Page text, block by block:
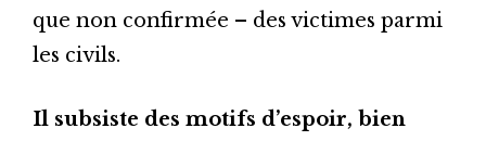
que non confirmée – des victimes parmi
les civils.
Il subsiste des motifs d’espoir, bien